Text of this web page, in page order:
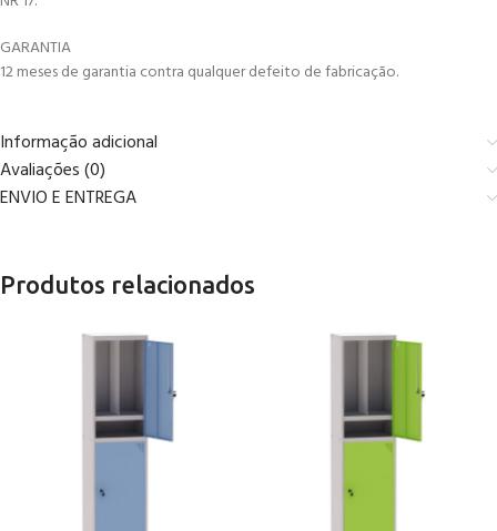
GARANTIA
12 meses de garantia contra qualquer defeito de fabricação.
Informação adicional
Avaliações (0)
ENVIO E ENTREGA
Produtos relacionados